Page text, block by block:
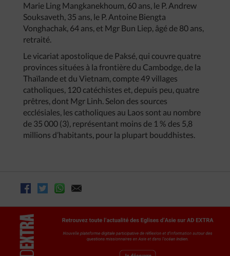
Marie Ling Mangkanekhoum, 60 ans, le P. Andrew
Souksaveth, 35 ans, le P. Antoine Biengta
Vonghachak, 64 ans, et Mgr Bun Liep, âgé de 80 ans,
retraité.
Le vicariat apostolique de Paksé, qui couvre quatre
provinces situées à la frontière du Cambodge, de la
Thaïlande et du Vietnam, compte 49 villages
catholiques, 120 catéchistes et, depuis peu, quatre
prêtres, dont Mgr Linh. Selon des sources
ecclésiales, les catholiques au Laos sont au nombre
de 35 000 (3), représentant moins de 1 % des 5,8
millions d’habitants, pour la plupart bouddhistes.